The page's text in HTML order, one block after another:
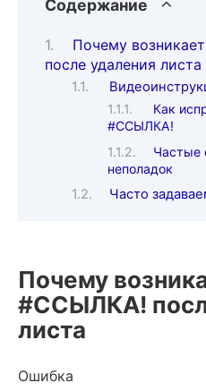
Содержание
Почему
после удаления листа
Как
#ССЫЛКА!
Частые
неполадок
Часто
Почему
#ССЫЛКА!
листа
Ошибка